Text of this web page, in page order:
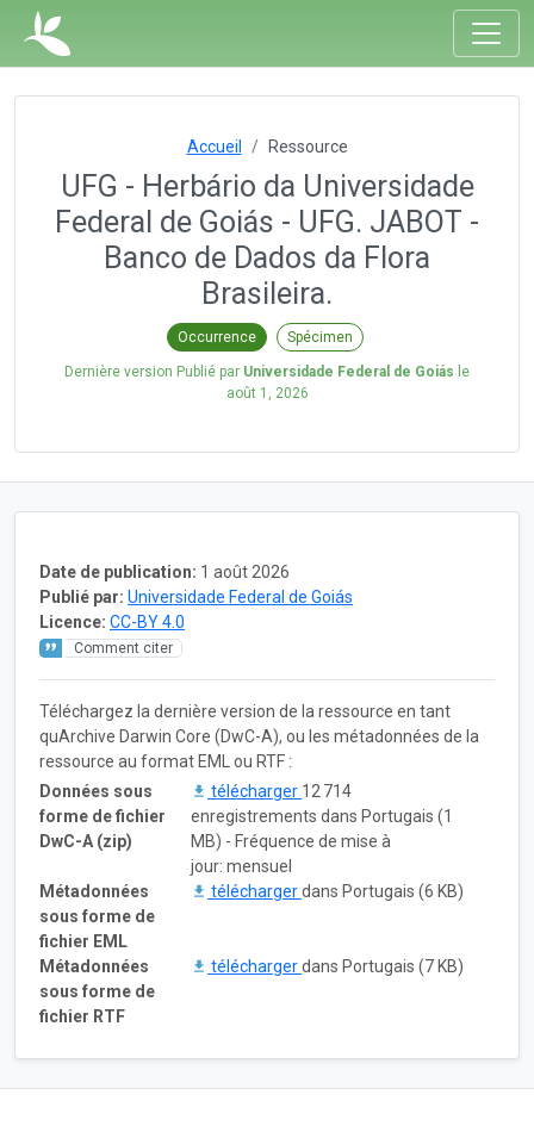
Accueil Ressource
UFG - Herbário da Universidade
Federal de Goiás - UFG. JABOT -
Banco de Dados da Flora
Brasileira.
Occurrence Spécimen
Dernière version Publié par Universidade Federal de Goiás le
août 1, 2026
Date de publication: 1 août 2026
Publié par: Universidade Federal de Goiás
Licence: CC-BY 4.0
Comment citer
Téléchargez la dernière version de la ressource en tant
quArchive Darwin Core (DwC-A), ou les métadonnées de la
ressource au format EML ou RTF :
Données sous
forme de fichier
DwC-A (zip)
télécharger 12 714
enregistrements dans Portugais (1
MB) - Fréquence de mise à
jour: mensuel
Métadonnées
sous forme de
fichier EML
téléchargerdans Portugais (6 KB)
Métadonnées
sous forme de
fichier RTF
téléchargerdans Portugais (7 KB)